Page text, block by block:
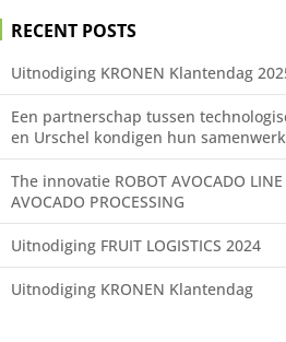
RECENT POSTS
Uitnodiging KRONEN Klantendag
Een partnerschap tussen
en Urschel kondigen hun
The innovatie ROBOT AVOCADO
AVOCADO PROCESSING
Uitnodiging FRUIT LOGISTICS 2024
Uitnodiging KRONEN Klantendag